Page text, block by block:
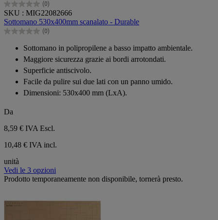
(0)
0.0
su
5
stelle.
SKU : MIG22082666
Sottomano 530x400mm scanalato - Durable
(0)
0.0
stelle.
Sottomano in polipropilene a basso impatto ambientale.
Maggiore sicurezza grazie ai bordi arrotondati.
Superficie antiscivolo.
Facile da pulire sui due lati con un panno umido.
Dimensioni: 530x400 mm (LxA).
Da
8,59 € IVA Escl.
10,48 € IVA incl.
unità
Vedi le 3 opzioni
Prodotto temporaneamente non disponibile, tornerà presto.